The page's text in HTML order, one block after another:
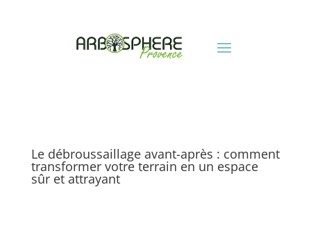
Le débroussaillage avant-après : comment
transformer votre terrain en un espace
sûr et attrayant